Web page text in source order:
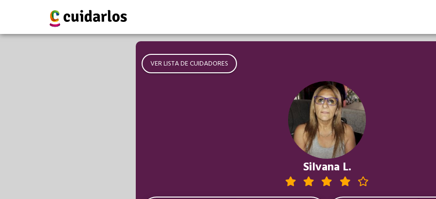
VER LISTA DE CUIDADORES
Silvana L.